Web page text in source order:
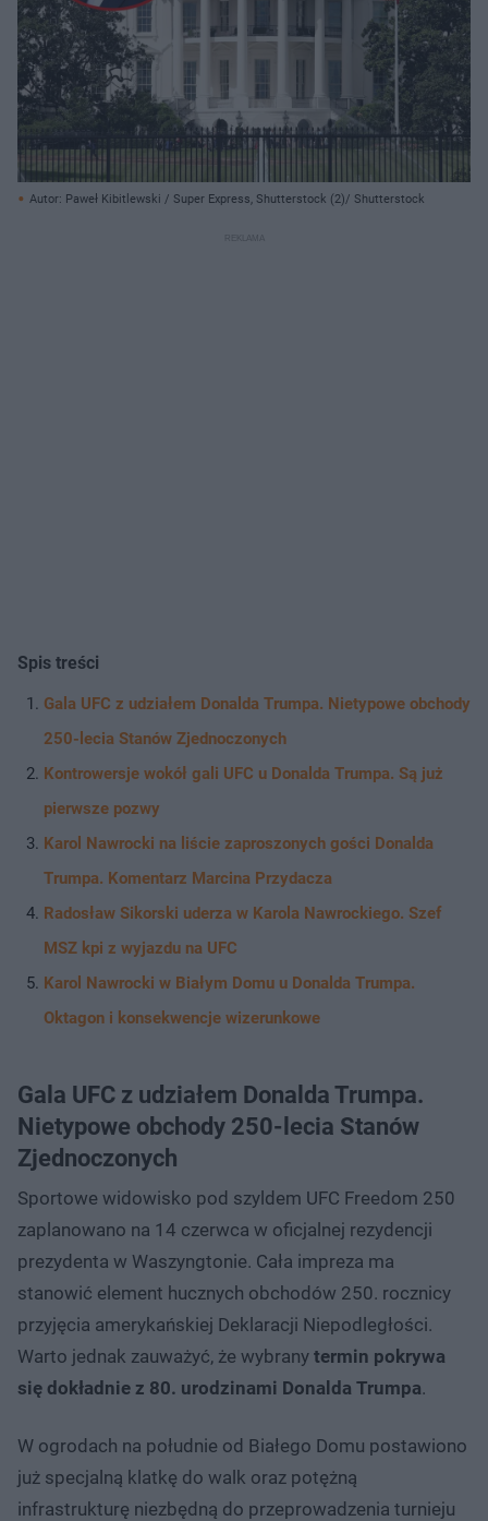
Autor: Paweł Kibitlewski / Super Express, Shutterstock (2)/ Shutterstock
Spis treści
Gala UFC z udziałem Donalda Trumpa. Nietypowe obchody
250-lecia Stanów Zjednoczonych
Kontrowersje wokół gali UFC u Donalda Trumpa. Są już
pierwsze pozwy
Karol Nawrocki na liście zaproszonych gości Donalda
Trumpa. Komentarz Marcina Przydacza
Radosław Sikorski uderza w Karola Nawrockiego. Szef
MSZ kpi z wyjazdu na UFC
Karol Nawrocki w Białym Domu u Donalda Trumpa.
Oktagon i konsekwencje wizerunkowe
Gala UFC z udziałem Donalda Trumpa.
Nietypowe obchody 250-lecia Stanów
Zjednoczonych
Sportowe widowisko pod szyldem UFC Freedom 250
zaplanowano na 14 czerwca w oficjalnej rezydencji
prezydenta w Waszyngtonie. Cała impreza ma
stanowić element hucznych obchodów 250. rocznicy
przyjęcia amerykańskiej Deklaracji Niepodległości.
Warto jednak zauważyć, że wybrany termin pokrywa
się dokładnie z 80. urodzinami Donalda Trumpa.
W ogrodach na południe od Białego Domu postawiono
już specjalną klatkę do walk oraz potężną
infrastrukturę niezbędną do przeprowadzenia turnieju